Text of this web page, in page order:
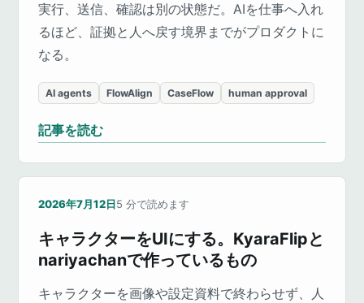
実行、送信、確認は別の状態だ。AIを仕事へ入れ
るほど、証拠と人へ戻す境界までがプロダクトに
なる。
AI agents FlowAlign CaseFlow human approval
記事を読む
2026年7月12日5 分で読めます
キャラクターをUIにする。KyaraFlipと
nariyachanで作っているもの
キャラクターを画像や設定資料で終わらせず、人